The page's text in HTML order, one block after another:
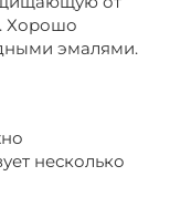
Хорошо
эмалями.
несколько